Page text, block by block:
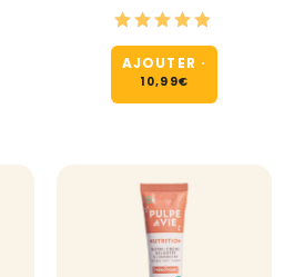
AJOUTER ·
10,99€